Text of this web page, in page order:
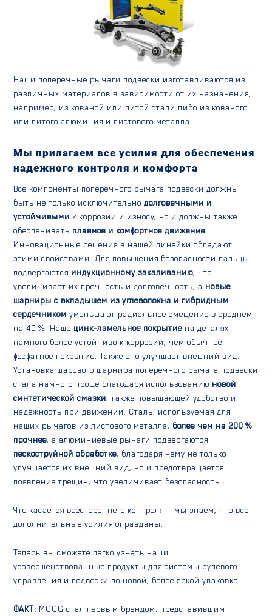
Наши поперечные рычаги подвески изготавливаются из
различных материалов в зависимости от их назначения,
например, из кованой или литой стали либо из кованого
или литого алюминия и листового металла.
Мы прилагаем все усилия для обеспечения
надежного контроля и комфорта
Все компоненты поперечного рычага подвески должны
быть не только исключительнодолговечными и
устойчивыми к коррозии и износу, но и должны также
обеспечивать плавное и комфортное движение
Инновационные решения в нашей линейки обладают
этими свойствами. Для повышения безопасности пальцы
подвергаются индукционному закаливанию, что
увеличивает их прочность и долговечность, а новые
шарниры с вкладышем из углеволокна и гибридным
сердечником уменьшают радиальное смещение в среднем
на 40 %. Наше цинк-ламельное покрытие на деталях
намного более устойчиво к коррозии, чем обычное
фосфатное покрытие. Также оно улучшает внешний вид.
Установка шарового шарнира поперечного рычага подвески
стала намного проще благодаря использованию новой
синтетической смазки, также повышающей удобство и
надежность при движении. Сталь, используемая для
наших рычагов из листового металла, более чем на 200 %
прочнее, а алюминиевые рычаги подвергаются
пескоструйной обработке, благодаря чему не только
улучшается их внешний вид, но и предотвращается
появление трещин, что увеличивает безопасность.
Что касается всестороннего контроля — мы знаем, что все
дополнительные усилия оправданы.
Теперь вы сможете легко узнать наши
усовершенствованные продукты для системы рулевого
управления и подвески по новой, более яркой упаковке.
ФАКТ: MOOG стал первым брендом, представившим